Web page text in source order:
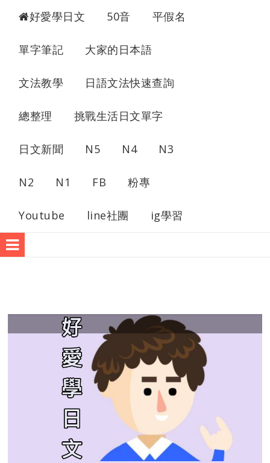
好愛學日文 50音 平假名
單字筆記 大家的日本語
文法教學 日語文法快速查詢
總整理 挑戰生活日文單字
日文新聞 N5 N4 N3
N2 N1 FB 粉專
Youtube line社團 ig學習